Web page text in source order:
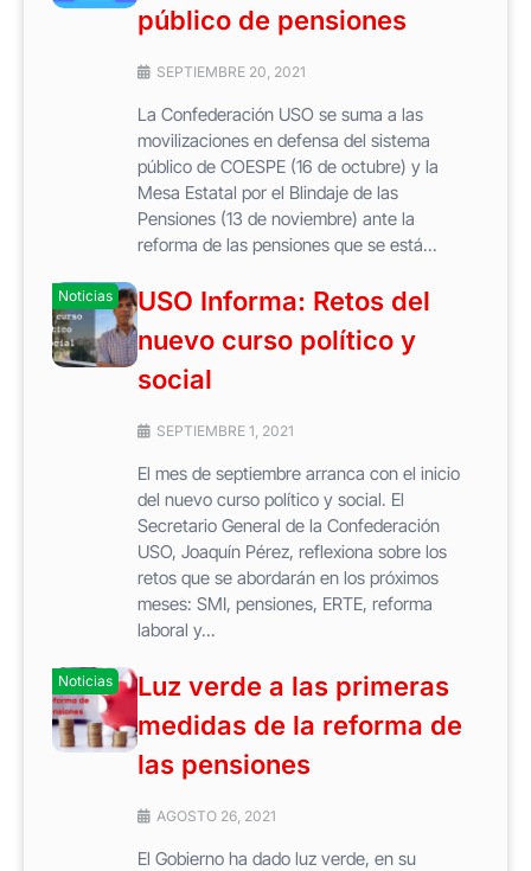
público de pensiones
SEPTIEMBRE 20, 2021
La Confederación USO se suma a las
movilizaciones en defensa del sistema
público de COESPE (16 de octubre) y la
Mesa Estatal por el Blindaje de las
Pensiones (13 de noviembre) ante la
reforma de las pensiones que se está...
Noticias
USO Informa: Retos del
nuevo curso político y
social
SEPTIEMBRE 1, 2021
El mes de septiembre arranca con el inicio
del nuevo curso político y social. El
Secretario General de la Confederación
USO, Joaquín Pérez, reflexiona sobre los
retos que se abordarán en los próximos
meses: SMI, pensiones, ERTE, reforma
laboral y...
Noticias
Luz verde a las primeras
medidas de la reforma de
las pensiones
AGOSTO 26, 2021
El Gobierno ha dado luz verde, en su